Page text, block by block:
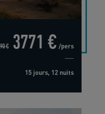
€ 3771 € /pers
15 jours, 12 nuits